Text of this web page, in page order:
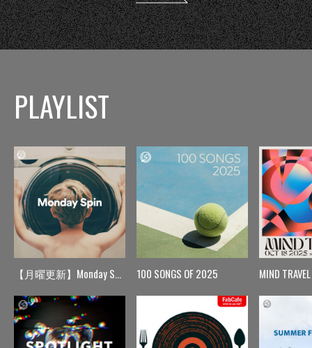
PLAYLIST
【月曜更新】Monday Spin 100 SONGS OF 2025 MIND TRAVEL